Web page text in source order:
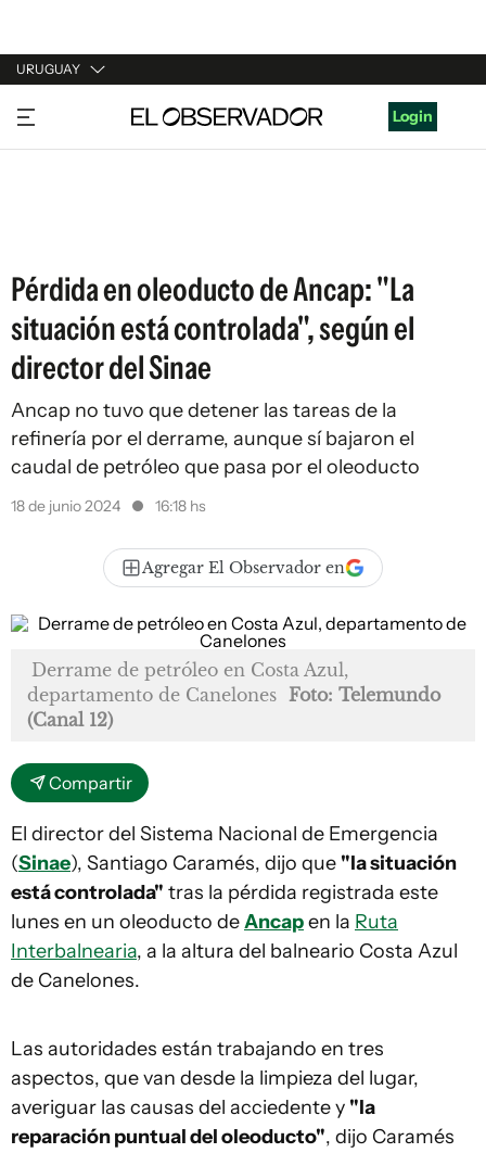
URUGUAY
URUGUAY
ARGENTINA
Login
Pérdida en oleoducto de Ancap: "La
situación está controlada", según el
director del Sinae
Ancap no tuvo que detener las tareas de la
refinería por el derrame, aunque sí bajaron el
caudal de petróleo que pasa por el oleoducto
18 de junio 2024 16:18 hs
Agregar El Observador en
Derrame de petróleo en Costa Azul,
departamento de Canelones Foto: Telemundo
(Canal 12)
Compartir
El director del Sistema Nacional de Emergencia
(Sinae), Santiago Caramés, dijo que "la situación
está controlada" tras la pérdida registrada este
lunes en un oleoducto deAncapen la Ruta
Interbalnearia, a la altura del balneario Costa Azul
de Canelones.
Las autoridades están trabajando en tres
aspectos, que van desde la limpieza del lugar,
averiguar las causas del acciedente y "la
reparación puntual del oleoducto", dijo Caramés